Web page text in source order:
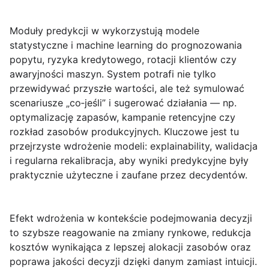
Moduły predykcji w wykorzystują modele
statystyczne i machine learning do prognozowania
popytu, ryzyka kredytowego, rotacji klientów czy
awaryjności maszyn. System potrafi nie tylko
przewidywać przyszłe wartości, ale też symulować
scenariusze „co‑jeśli” i sugerować działania — np.
optymalizację zapasów, kampanie retencyjne czy
rozkład zasobów produkcyjnych. Kluczowe jest tu
przejrzyste wdrożenie modeli: explainability, walidacja
i regularna rekalibracja, aby wyniki predykcyjne były
praktycznie użyteczne i zaufane przez decydentów.
Efekt wdrożenia w kontekście podejmowania decyzji
to szybsze reagowanie na zmiany rynkowe, redukcja
kosztów wynikająca z lepszej alokacji zasobów oraz
poprawa jakości decyzji dzięki danym zamiast intuicji.